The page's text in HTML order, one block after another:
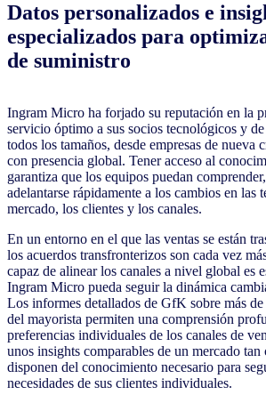
Datos personalizados e
especializados para
de suministro
Ingram Micro ha forjado su reputación en la
servicio óptimo a sus socios tecnológicos y
todos los tamaños, desde empresas de nueva
con presencia global. Tener acceso al
garantiza que los equipos puedan
adelantarse rápidamente a los cambios en las
mercado, los clientes y los canales.
En un entorno en el que las ventas se están
los acuerdos transfronterizos son cada vez
capaz de alinear los canales a nivel global es
Ingram Micro pueda seguir la dinámica
Los informes detallados de GfK sobre más
del mayorista permiten una comprensión
preferencias individuales de los canales de
unos insights comparables de un mercado
disponen del conocimiento necesario para
necesidades de sus clientes individuales.